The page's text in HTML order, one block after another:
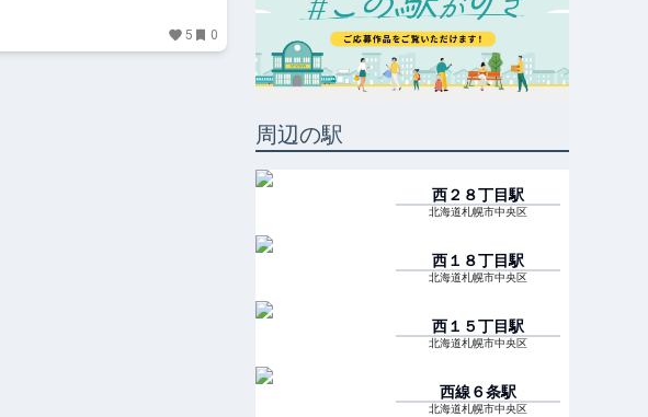
5 0
周辺の駅
西２８丁目駅
北海道札幌市中央区
西１８丁目駅
北海道札幌市中央区
西１５丁目駅
北海道札幌市中央区
西線６条駅
北海道札幌市中央区